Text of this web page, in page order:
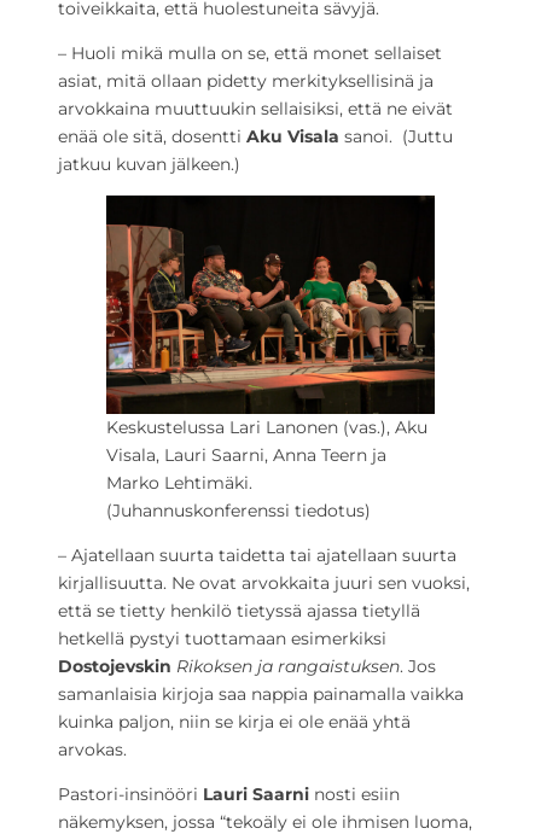
toiveikkaita, että huolestuneita sävyjä.
– Huoli mikä mulla on se, että monet sellaiset
asiat, mitä ollaan pidetty merkityksellisinä ja
arvokkaina muuttuukin sellaisiksi, että ne eivät
enää ole sitä, dosentti Aku Visala sanoi. (Juttu
jatkuu kuvan jälkeen.)
Keskustelussa Lari Lanonen (vas.), Aku
Visala, Lauri Saarni, Anna Teern ja
Marko Lehtimäki.
(Juhannuskonferenssi tiedotus)
– Ajatellaan suurta taidetta tai ajatellaan suurta
kirjallisuutta. Ne ovat arvokkaita juuri sen vuoksi,
että se tietty henkilö tietyssä ajassa tietyllä
hetkellä pystyi tuottamaan esimerkiksi
Dostojevskin Rikoksen ja rangaistuksen. Jos
samanlaisia kirjoja saa nappia painamalla vaikka
kuinka paljon, niin se kirja ei ole enää yhtä
arvokas.
Pastori-insinööri Lauri Saarni nosti esiin
näkemyksen, jossa “tekoäly ei ole ihmisen luoma,